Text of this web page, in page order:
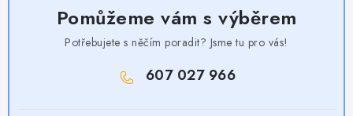
Pomůžeme vám s výběrem
Potřebujete s něčím poradit? Jsme tu pro vás!
607 027 966